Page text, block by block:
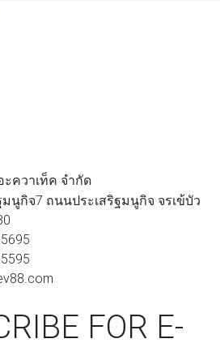
ะควาเท็ค จำกัด
นูกิจ7 ถนนประเสริฐมนูกิจ จรเข้บัว
FOR E-